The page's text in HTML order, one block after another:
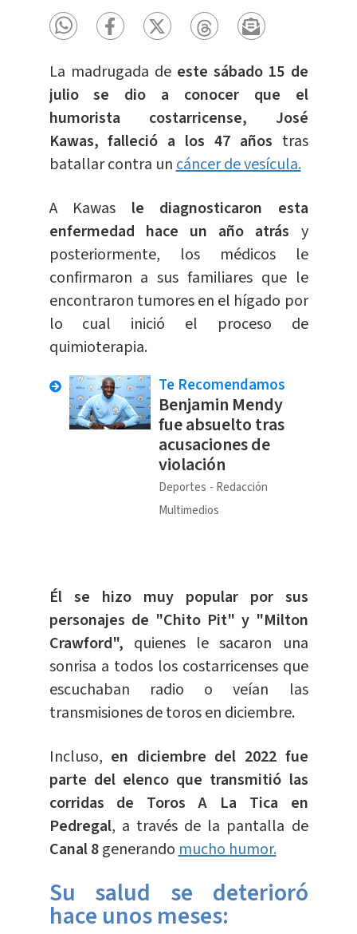
La madrugada de este sábado 15 de
julio se dio a conocer que el
humorista costarricense, José
Kawas, falleció a los 47 años tras
batallar contra uncáncer de vesícula.
A Kawas le diagnosticaron esta
enfermedad hace un año atrás y
posteriormente, los médicos le
confirmaron a sus familiares que le
encontraron tumores en el hígado por
lo cual inició el proceso de
quimioterapia.
Te Recomendamos
Benjamin Mendy
fue absuelto tras
acusaciones de
violación
Deportes
Redacción
Multimedios
Él se hizo muy popular por sus
personajes de "Chito Pit" y "Milton
Crawford", quienes le sacaron una
sonrisa a todos los costarricenses que
escuchaban radio o veían las
transmisiones de toros en diciembre.
Incluso, en diciembre del 2022 fue
parte del elenco que transmitió las
corridas de Toros A La Tica en
Pedregal, a través de la pantalla de
Canal 8generandomucho humor.
Su salud se deterioró
hace unos meses: